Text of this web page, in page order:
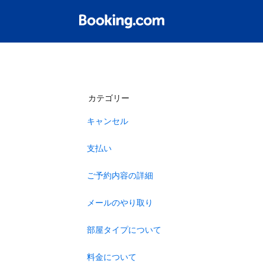
カテゴリー
キャンセル
支払い
ご予約内容の詳細
メールのやり取り
部屋タイプについて
料金について